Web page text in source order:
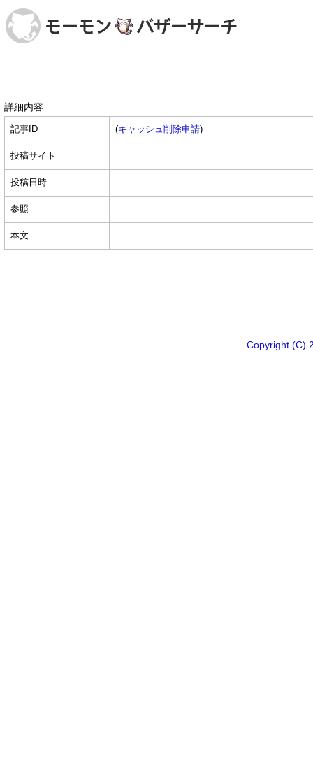
詳細内容
記事ID (キャッシュ削除申請)
投稿サイト
投稿日時
参照
本文
Copyright (C)